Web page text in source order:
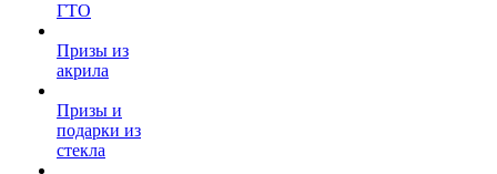
ГТО
Призы из
акрила
Призы и
подарки из
стекла